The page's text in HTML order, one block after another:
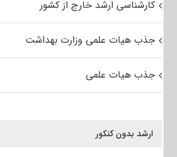
کارشناسی ارشد خارج از کشور
جذب هیات علمی وزارت بهداشت
جذب هیات علمی
ارشد بدون کنکور